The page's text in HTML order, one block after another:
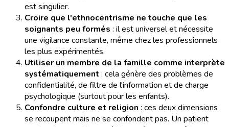
est singulier.
Croire que l'ethnocentrisme ne touche que les
soignants peu formés : il est universel et nécessite
une vigilance constante, même chez les professionnels
les plus expérimentés.
Utiliser un membre de la famille comme interprète
systématiquement : cela génère des problèmes de
confidentialité, de filtre de l'information et de charge
psychologique (surtout pour les enfants).
Confondre culture et religion : ces deux dimensions
se recoupent mais ne se confondent pas. Un patient